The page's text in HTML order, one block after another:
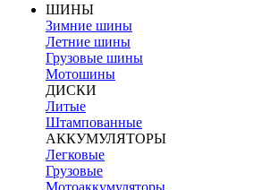
ШИНЫ
Зимние шины
Летние шины
Грузовые шины
Мотошины
ДИСКИ
Литые
Штампованные
АККУМУЛЯТОРЫ
Легковые
Грузовые
Мотоаккумуляторы